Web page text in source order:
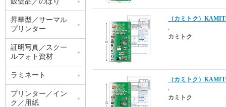
（カミトク）
.
カミトク
（カミトク）
.
カミトク
昇華型／サーマル
プリンター
証明写真／スクー
ルフォト資材
ラミネート
プリンター／イン
ク／用紙